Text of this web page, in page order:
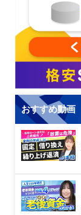
おすすめ動画